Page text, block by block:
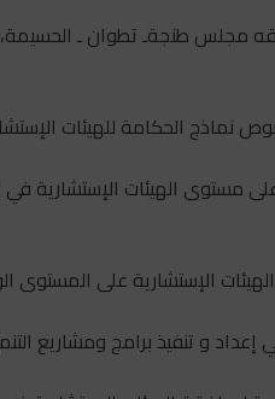
مجلس طنجةـ تطوان ـ الحسيمة،
نماذج الحكامة للهيئات
مستوى الهيئات الإستشارية في
الإستشارية على المستوى
و تنفيذ برامج ومشاريع